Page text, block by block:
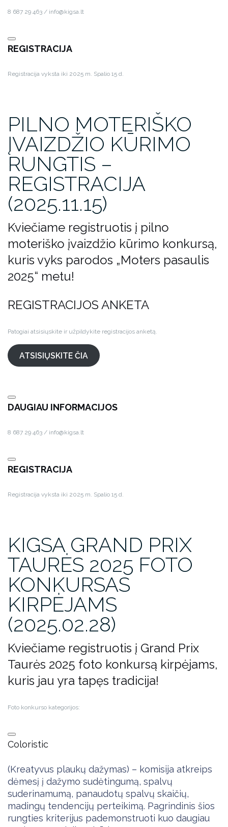
8 687 29 463 / info@kigsa.lt
REGISTRACIJA
Registracija vyksta iki 2025 m. Spalio 15 d.
PILNO MOTERIŠKO
ĮVAIZDŽIO KŪRIMO
RUNGTIS –
REGISTRACIJA
(2025.11.15)
Kviečiame registruotis į pilno
moteriško įvaizdžio kūrimo konkursą,
kuris vyks parodos „Moters pasaulis
2025“ metu!
REGISTRACIJOS ANKETA
Patogiai atsisiųskite ir užpildykite registracijos anketą.
ATSISIŲSKITE ČIA
DAUGIAU INFORMACIJOS
8 687 29 463 / info@kigsa.lt
REGISTRACIJA
Registracija vyksta iki 2025 m. Spalio 15 d.
KIGSA GRAND PRIX
TAURĖS 2025 FOTO
KONKURSAS
KIRPĖJAMS
(2025.02.28)
Kviečiame registruotis į Grand Prix
Taurės 2025 foto konkursą kirpėjams,
kuris jau yra tapęs tradicija!
Foto konkurso kategorijos:
Coloristic
(Kreatyvus plaukų dažymas) – komisija atkreips
dėmesį į dažymo sudėtingumą, spalvų
suderinamumą, panaudotų spalvų skaičių,
madingų tendencijų perteikimą. Pagrindinis šios
rungties kriterijus pademonstruoti kuo daugiau